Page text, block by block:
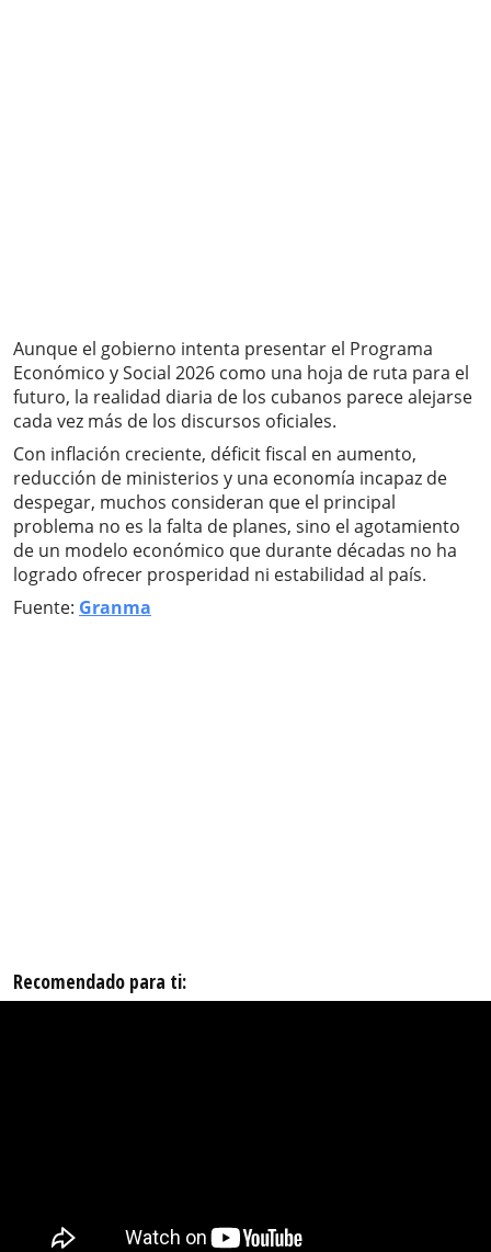
Aunque el gobierno intenta presentar el Programa
Económico y Social 2026 como una hoja de ruta para el
futuro, la realidad diaria de los cubanos parece alejarse
cada vez más de los discursos oficiales.
Con inflación creciente, déficit fiscal en aumento,
reducción de ministerios y una economía incapaz de
despegar, muchos consideran que el principal
problema no es la falta de planes, sino el agotamiento
de un modelo económico que durante décadas no ha
logrado ofrecer prosperidad ni estabilidad al país.
Fuente: Granma
Recomendado para ti: